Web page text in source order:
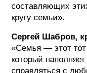
составляющих
кругу семьи».
Сергей Шабров,
«Семья — этот тот
который
справляться с